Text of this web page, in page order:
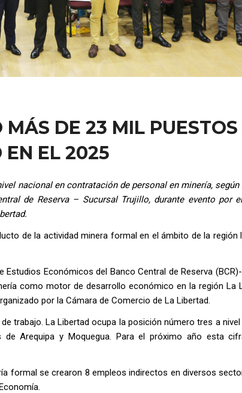
DE 23 MIL PUESTOS
EN EL 2025
nacional en contratación de personal en minería, según
de Reserva – Sucursal Trujillo, durante evento por
de la actividad minera formal en el ámbito de la región
Económicos del Banco Central de Reserva
como motor de desarrollo económico en la región La
por la Cámara de Comercio de La Libertad.
trabajo. La Libertad ocupa la posición número tres a
Arequipa y Moquegua. Para el próximo año esta
formal se crearon 8 empleos indirectos en diversos